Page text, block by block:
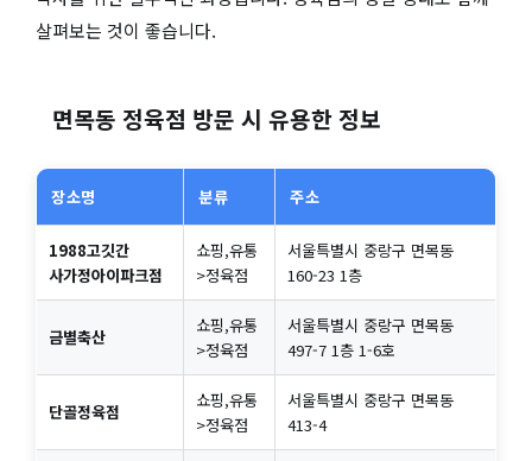
살펴보는 것이 좋습니다.
면목동 정육점 방문 시 유용한 정보
장소명 분류 주소
1988고깃간
사가정아이파크점
쇼핑,유통
>정육점
서울특별시 중랑구 면목동
160-23 1층
금별축산
쇼핑,유통
>정육점
서울특별시 중랑구 면목동
497-7 1층 1-6호
단골정육점
쇼핑,유통
>정육점
서울특별시 중랑구 면목동
413-4